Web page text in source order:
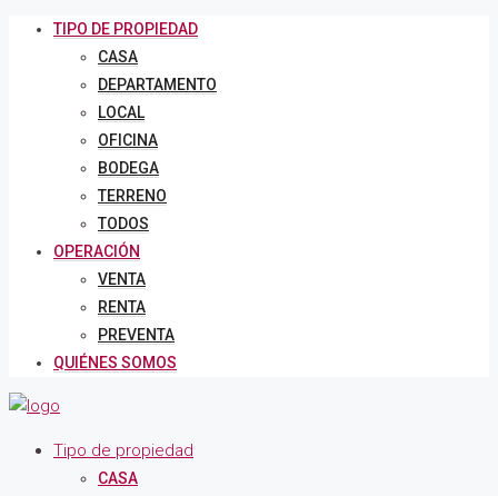
TIPO DE PROPIEDAD
CASA
DEPARTAMENTO
LOCAL
OFICINA
BODEGA
TERRENO
TODOS
OPERACIÓN
VENTA
RENTA
PREVENTA
QUIÉNES SOMOS
Tipo de propiedad
CASA